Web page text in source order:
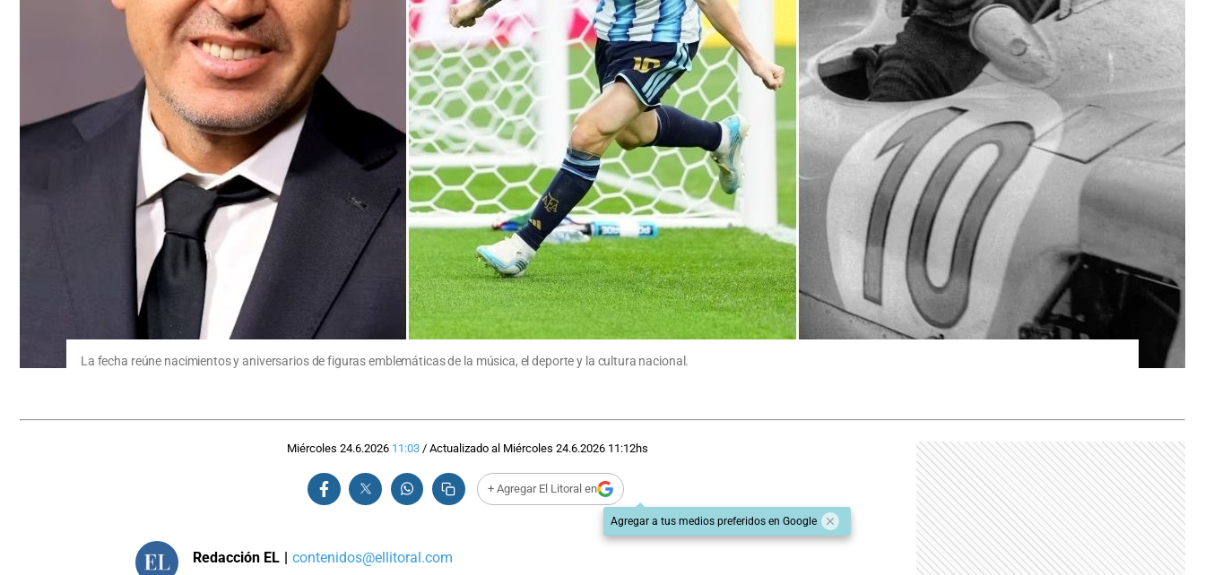
La fecha reúne nacimientos y aniversarios de figuras emblemáticas de la música, el deporte y la cultura nacional.
Miércoles 24.6.2026 11:03/ Actualizado al Miércoles 24.6.2026 11:12hs
+ Agregar El Litoral en
Agregar a tus medios preferidos en Google
Redacción EL | contenidos@ellitoral.com